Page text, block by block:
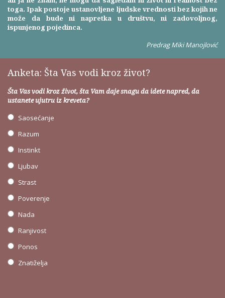
toga. Ipak postoje ustanovljene ljudske vrednosti bez kojih ne
može da bude ni napretka u društvu, ni zadovoljnog,
ispunjenog pojedinca.
Predrag Miki Manojlović
Anketa: Šta Vas vodi kroz život?
Šta Vas vodi kroz život, šta Vam daje snagu da idete napred, da
ustanete ujutru iz kreveta?
Saosećanje
Razum
Instinkt
Ljubav
Strast
Poverenje
Nada
Ranjivost
Ponos
Znatiželja